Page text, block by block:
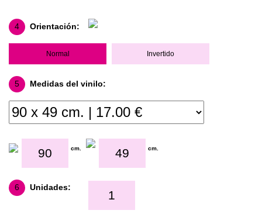
4 Orientación:
Normal Invertido
5 Medidas del vinilo:
cm. cm.
6 Unidades: